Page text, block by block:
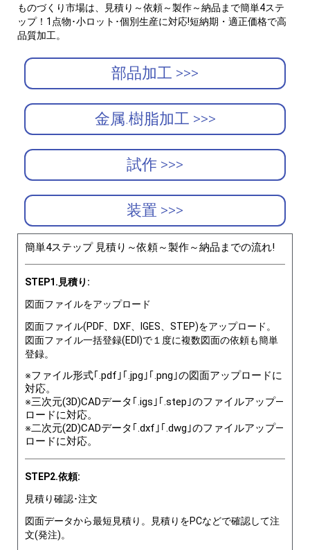
ものづくり市場は、見積り～依頼～製作～納品まで簡単4ステ
ップ！1点物･小ロット･個別生産に対応!短納期・適正価格で高
品質加工。
部品加工 >>>
金属.樹脂加工 >>>
試作 >>>
装置 >>>
簡単4ステップ 見積り～依頼～製作～納品までの流れ!
STEP1.見積り:
図面ファイルをアップロード
図面ファイル(PDF、DXF、IGES、STEP)をアップロード。
図面ファイル一括登録(EDI)で１度に複数図面の依頼も簡単
登録。
※ファイル形式｢.pdf｣｢.jpg｣｢.png｣の図面アップロードに
対応。
※三次元(3D)CADデータ｢.igs｣｢.step｣のファイルアップ―
ロードに対応。
※二次元(2D)CADデータ｢.dxf｣｢.dwg｣のファイルアップ―
ロードに対応。
STEP2.依頼:
見積り確認･注文
図面データから最短見積り。見積りをPCなどで確認して注
文(発注)。